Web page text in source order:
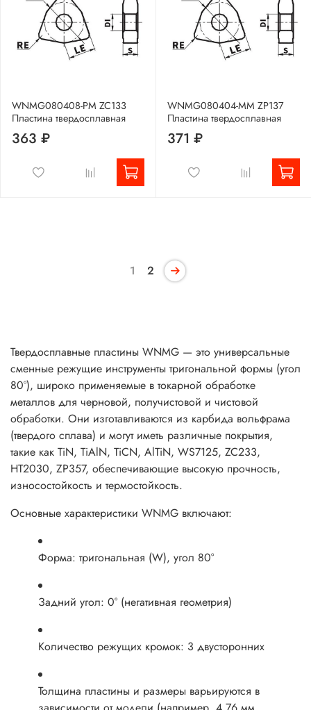
WNMG080408-PM ZC133
Пластина твердосплавная
363 ₽
WNMG080404-MM ZP137
Пластина твердосплавная
371 ₽
1 2
Твердосплавные пластины WNMG — это универсальные
сменные режущие инструменты тригональной формы (угол
80°), широко применяемые в токарной обработке
металлов для черновой, получистовой и чистовой
обработки. Они изготавливаются из карбида вольфрама
(твердого сплава) и могут иметь различные покрытия,
такие как TiN, TiAlN, TiCN, AlTiN, WS7125, ZC233,
HT2030, ZP357, обеспечивающие высокую прочность,
износостойкость и термостойкость.
Основные характеристики WNMG включают:
Форма: тригональная (W), угол 80°
Задний угол: 0° (негативная геометрия)
Количество режущих кромок: 3 двусторонних
Толщина пластины и размеры варьируются в